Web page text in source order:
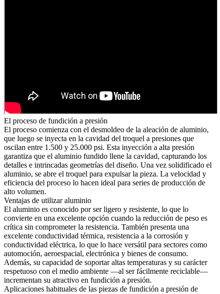
El proceso de fundición a presión
El proceso comienza con el desmoldeo de la aleación de aluminio,
que luego se inyecta en la cavidad del troquel a presiones que
oscilan entre 1.500 y 25.000 psi. Esta inyección a alta presión
garantiza que el aluminio fundido llene la cavidad, capturando los
detalles e intrincadas geometrías del diseño. Una vez solidificado el
aluminio, se abre el troquel para expulsar la pieza. La velocidad y
eficiencia del proceso lo hacen ideal para series de producción de
alto volumen.
Ventajas de utilizar aluminio
El aluminio es conocido por ser ligero y resistente, lo que lo
convierte en una excelente opción cuando la reducción de peso es
crítica sin comprometer la resistencia. También presenta una
excelente conductividad térmica, resistencia a la corrosión y
conductividad eléctrica, lo que lo hace versátil para sectores como
automoción, aeroespacial, electrónica y bienes de consumo.
Además, su capacidad de soportar altas temperaturas y su carácter
respetuoso con el medio ambiente —al ser fácilmente reciclable—
incrementan su atractivo en fundición a presión.
Aplicaciones habituales de las piezas de fundición a presión de